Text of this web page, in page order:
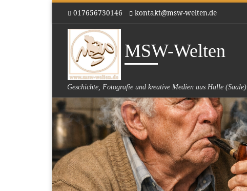
Zum Inhalt springen017656730146 kontakt@msw-welten.de
MSW-Welten
Geschichte, Fotografie und kreative Medien aus Halle (Saale)